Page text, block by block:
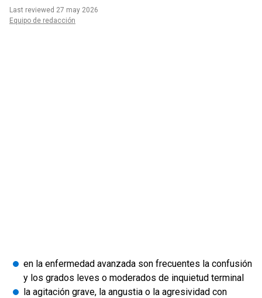
Last reviewed 27 may 2026
Equipo de redacción
en la enfermedad avanzada son frecuentes la confusión
y los grados leves o moderados de inquietud terminal
la agitación grave, la angustia o la agresividad con